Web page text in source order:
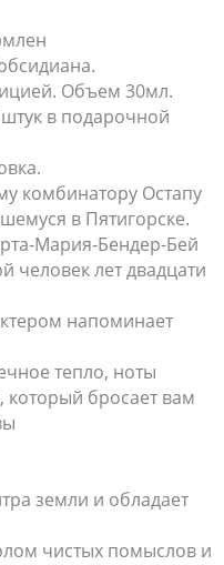
Объем 30мл.
в подарочной
комбинатору Остапу
в Пятигорске.
Мария-Бендер-Бей
человек лет двадцати
напоминает
тепло, ноты
который бросает вам
земли и обладает
чистых помыслов и